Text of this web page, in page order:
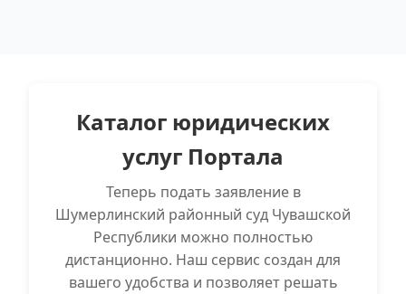
Каталог юридических
услуг Портала
Теперь подать заявление в
Шумерлинский районный суд Чувашской
Республики можно полностью
дистанционно. Наш сервис создан для
вашего удобства и позволяет решать